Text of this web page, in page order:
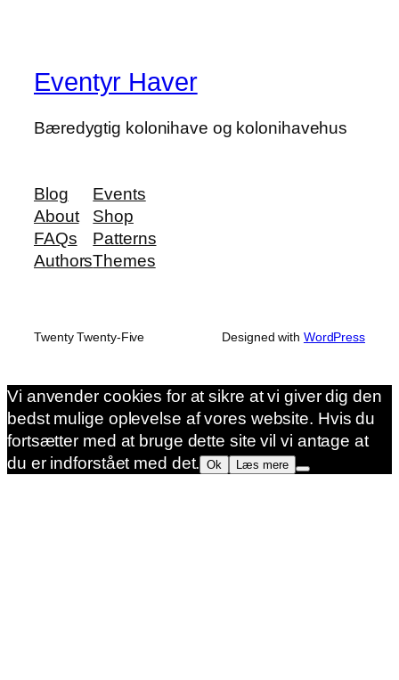
Eventyr Haver
Bæredygtig kolonihave og kolonihavehus
Blog
About
FAQs
Authors
Events
Shop
Patterns
Themes
Twenty Twenty-Five Designed with WordPress
Vi anvender cookies for at sikre at vi giver dig den
bedst mulige oplevelse af vores website. Hvis du
fortsætter med at bruge dette site vil vi antage at
du er indforstået med det. Ok Læs mere